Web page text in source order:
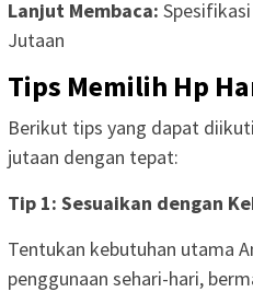
Lanjut Membaca:
Jutaan
Tips Memilih Hp
Berikut tips yang dapat
jutaan dengan tepat:
Tip 1: Sesuaikan dengan
Tentukan kebutuhan utama
penggunaan sehari-hari,